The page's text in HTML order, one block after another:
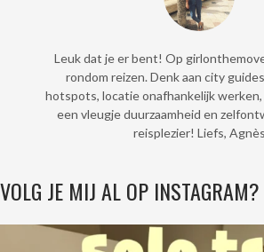
Leuk dat je er bent! Op
rondom reizen. Denk aan city
hotspots, locatie onafhankelijk
een vleugje duurzaamheid en
reisplezier! Liefs, Agnès
VOLG JE MIJ AL OP INSTAGRAM?